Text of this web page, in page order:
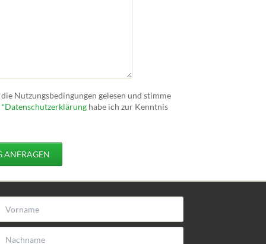
die Nutzungsbedingungen gelesen und stimme
*Datenschutzerklärung habe ich zur Kenntnis
ANFRAGEN